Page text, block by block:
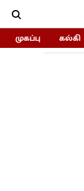
முகப்பு கல்கி